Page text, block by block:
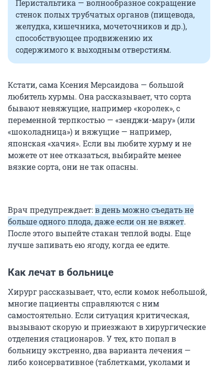
Перистальтика — волнообразное сокращение
стенок полых трубчатых органов (пищевода,
желудка, кишечника, мочеточников и др.),
способствующее продвижению их
содержимого к выходным отверстиям.
Кстати, сама Ксения Мерсаидова — большой
любитель хурмы. Она рассказывает, что сорта
бывают невяжущие, например «королек», с
переменной терпкостью — «зенджи-мару» (или
«шоколадница») и вяжущие — например,
японская «хачия». Если вы любите хурму и не
можете от нее отказаться, выбирайте менее
вязкие сорта, они не так опасны.
Врач предупреждает:в день можно съедать не
больше одного плода, даже если он не вяжет.
После этого выпейте стакан теплой воды. Еще
лучше запивать ею ягоду, когда ее едите.
Как лечат в больнице
Хирург рассказывает, что, если комок небольшой,
многие пациенты справляются с ним
самостоятельно. Если ситуация критическая,
вызывают скорую и приезжают в хирургические
отделения стационаров. У тех, кто попал в
больницу экстренно, два варианта лечения —
либо консервативное (таблетками, уколами и